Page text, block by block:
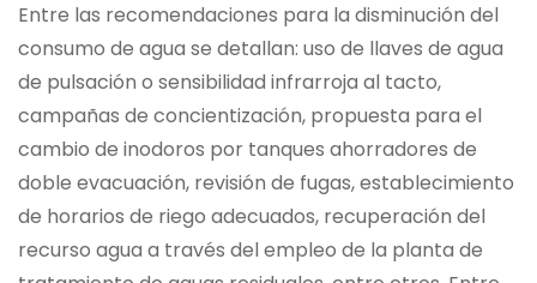
Entre las recomendaciones para la disminución del
consumo de agua se detallan: uso de llaves de agua
de pulsación o sensibilidad infrarroja al tacto,
campañas de concientización, propuesta para el
cambio de inodoros por tanques ahorradores de
doble evacuación, revisión de fugas, establecimiento
de horarios de riego adecuados, recuperación del
recurso agua a través del empleo de la planta de